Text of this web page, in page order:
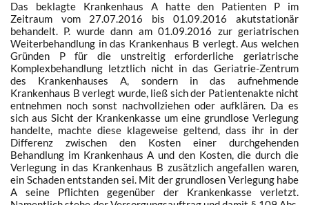
Das beklagte Krankenhaus A hatte den Patienten P im
Zeitraum vom 27.07.2016 bis 01.09.2016 akutstationär
behandelt. P. wurde dann am 01.09.2016 zur geriatrischen
Weiterbehandlung in das Krankenhaus B verlegt. Aus welchen
Gründen P für die unstreitig erforderliche geriatrische
Komplexbehandlung letztlich nicht in das Geriatrie-Zentrum
des Krankenhauses A, sondern in das aufnehmende
Krankenhaus B verlegt wurde, ließ sich der Patientenakte nicht
entnehmen noch sonst nachvollziehen oder aufklären. Da es
sich aus Sicht der Krankenkasse um eine grundlose Verlegung
handelte, machte diese klageweise geltend, dass ihr in der
Differenz zwischen den Kosten einer durchgehenden
Behandlung im Krankenhaus A und den Kosten, die durch die
Verlegung in das Krankenhaus B zusätzlich angefallen waren,
ein Schaden entstanden sei. Mit der grundlosen Verlegung habe
A seine Pflichten gegenüber der Krankenkasse verletzt.